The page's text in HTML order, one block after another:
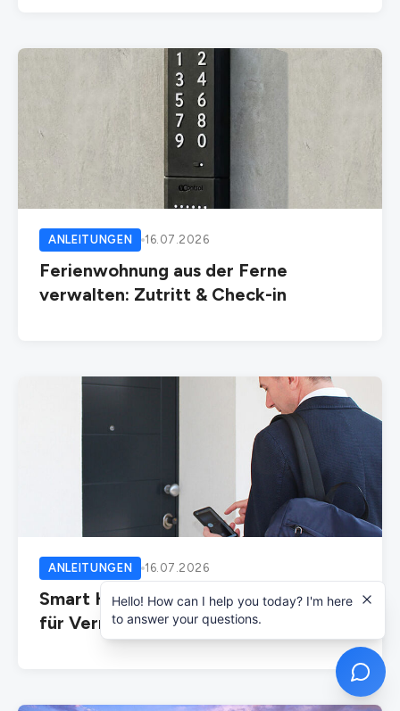
ANLEITUNGEN 16.07.2026
Ferienwohnung aus der Ferne
verwalten: Zutritt & Check-in
ANLEITUNGEN 16.07.2026
Smart Home Ferienwohnung: Was sich
für Vermieter lohnt
Hello! How can I help you today? I'm here
to answer your questions.